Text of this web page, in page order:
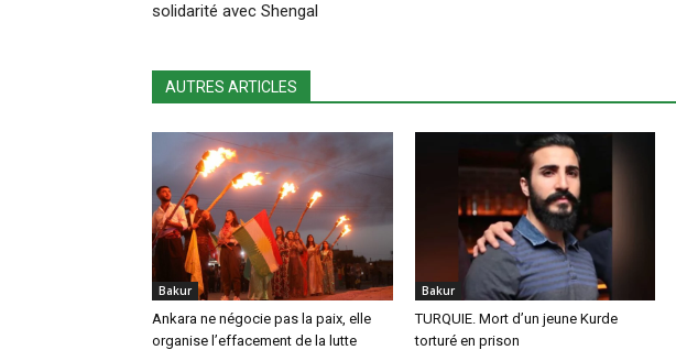
solidarité avec Shengal
AUTRES ARTICLES
Bakur
Ankara ne négocie pas la paix, elle
organise l’effacement de la lutte
Bakur
TURQUIE. Mort d’un jeune Kurde
torturé en prison